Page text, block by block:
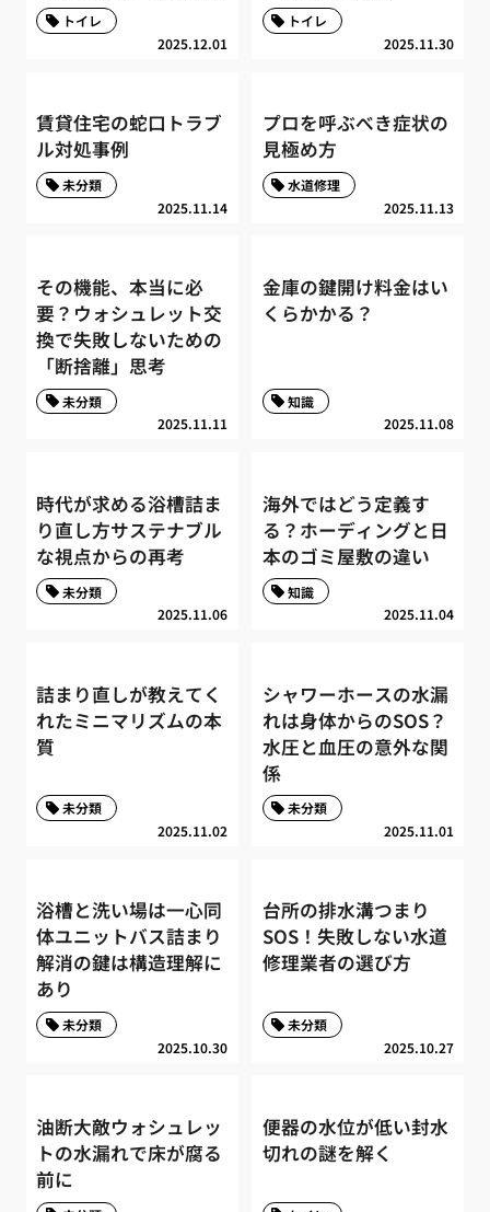
2025.12.01
トイレ
2025.11.30
トイレ
賃貸住宅の蛇口トラブ
ル対処事例
2025.11.14
未分類
プロを呼ぶべき症状の
見極め方
2025.11.13
水道修理
その機能、本当に必
要？ウォシュレット交
換で失敗しないための
「断捨離」思考
2025.11.11
未分類
金庫の鍵開け料金はい
くらかかる？
2025.11.08
知識
時代が求める浴槽詰ま
り直し方サステナブル
な視点からの再考
2025.11.06
未分類
海外ではどう定義す
る？ホーディングと日
本のゴミ屋敷の違い
2025.11.04
知識
詰まり直しが教えてく
れたミニマリズムの本
質
2025.11.02
未分類
シャワーホースの水漏
れは身体からのSOS？
水圧と血圧の意外な関
係
2025.11.01
未分類
浴槽と洗い場は一心同
体ユニットバス詰まり
解消の鍵は構造理解に
あり
2025.10.30
未分類
台所の排水溝つまり
SOS！失敗しない水道
修理業者の選び方
2025.10.27
未分類
油断大敵ウォシュレッ
トの水漏れで床が腐る
前に
便器の水位が低い封水
切れの謎を解く